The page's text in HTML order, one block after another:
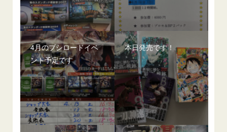
4月のブシロードイベ
ント予定です
本日発売です！